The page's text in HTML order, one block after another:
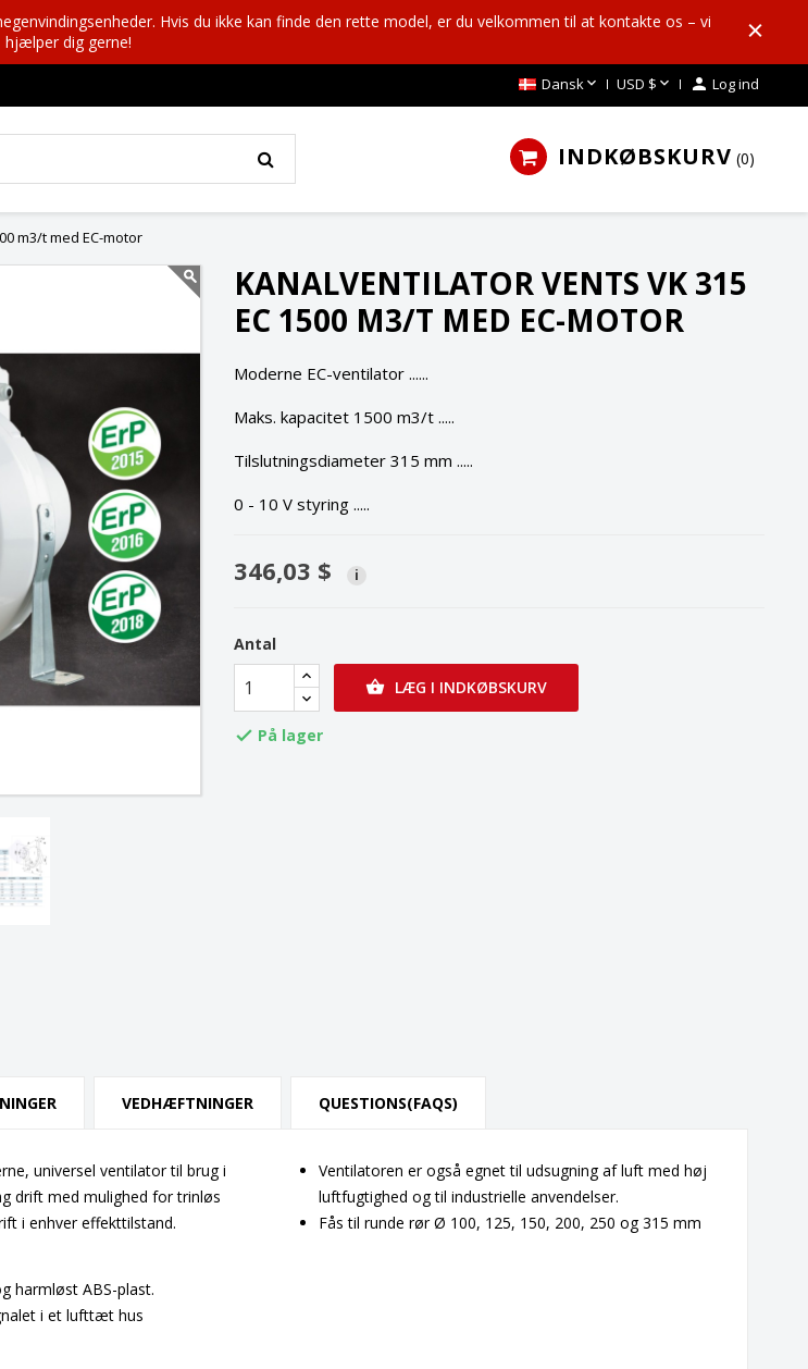
Hvis du ikke kan finde den rette model, er du velkommen til at kontakte os – vi
hjælper dig gerne!
Dansk USD $  Log ind
INDKØBSKURV 0
m3/t med EC-motor
KANALVENTILATOR VENTS VK 315
EC 1500 M3/T MED EC-MOTOR
Moderne EC-ventilator ......
Maks. kapacitet 1500 m3/t .....
Tilslutningsdiameter 315 mm .....
0 - 10 V styring .....
346,03 $ i
Antal
 LÆG I INDKØBSKURV
 På lager
VEDHÆFTNINGER QUESTIONS(FAQS)
universel ventilator til brug i
drift med mulighed for trinløs
i enhver effekttilstand.
Ventilatoren er også egnet til udsugning af luft med høj
luftfugtighed og til industrielle anvendelser.
Fås til runde rør Ø 100, 125, 150, 200, 250 og 315 mm
harmløst ABS-plast.
i et lufttæt hus